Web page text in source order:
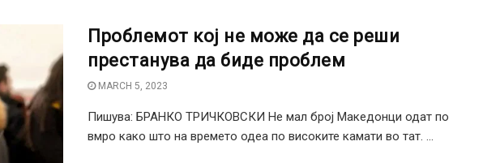
Проблемот кој не може да се реши
престанува да биде проблем
MARCH 5, 2023
Пишува: БРАНКО ТРИЧКОВСКИ Не мал број Македонци одат по
вмро како што на времето одеа по високите камати во тат. ...